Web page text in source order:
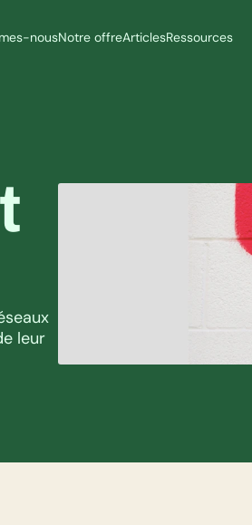
nousNotre offreArticlesRessources
leur